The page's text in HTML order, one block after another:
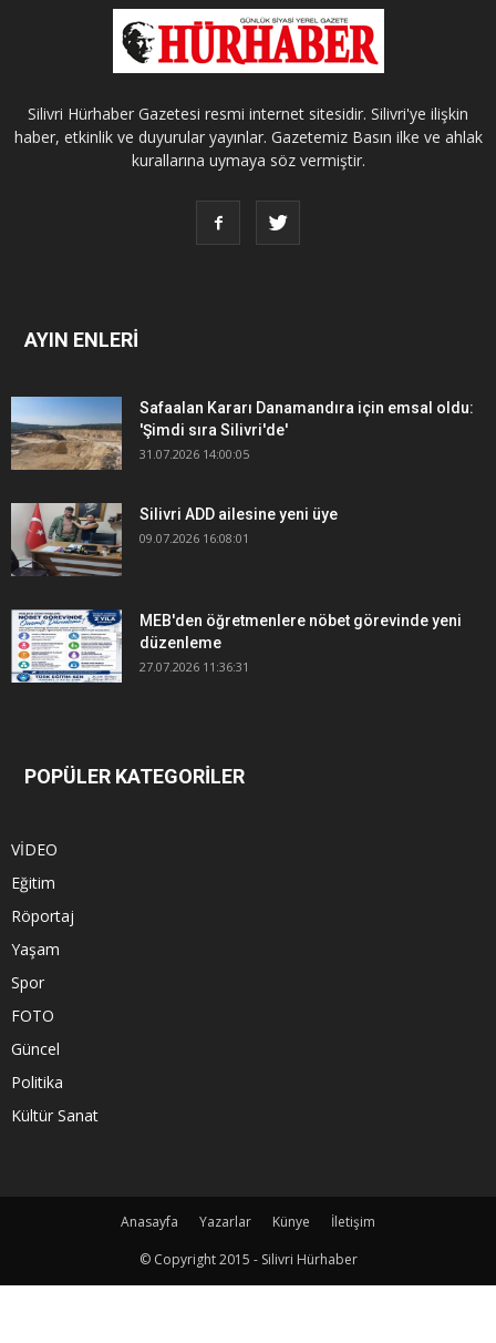
Silivri Hürhaber Gazetesi resmi internet sitesidir. Silivri'ye ilişkin
haber, etkinlik ve duyurular yayınlar. Gazetemiz Basın ilke ve ahlak
kurallarına uymaya söz vermiştir.
AYIN ENLERİ
Safaalan Kararı Danamandıra için emsal oldu:
'Şimdi sıra Silivri'de'
31.07.2026 14:00:05
Silivri ADD ailesine yeni üye
09.07.2026 16:08:01
MEB'den öğretmenlere nöbet görevinde yeni
düzenleme
27.07.2026 11:36:31
POPÜLER KATEGORİLER
VİDEO
Eğitim
Röportaj
Yaşam
Spor
FOTO
Güncel
Politika
Kültür Sanat
Anasayfa Yazarlar Künye
İletişim
© Copyright 2015 - Silivri Hürhaber